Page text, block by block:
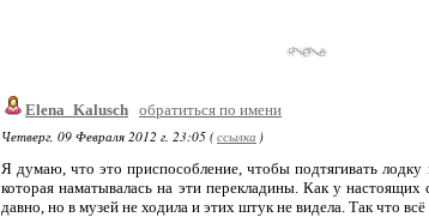
Elena_Kalusch обратиться по имени
Четверг, 09 Февраля 2012 г. 23:05 (ссылка )
Я думаю, что это приспособление, чтобы подтягивать
которая наматывалась на эти перекладины. Как у
давно, но в музей не ходила и этих штук не видела. Так что